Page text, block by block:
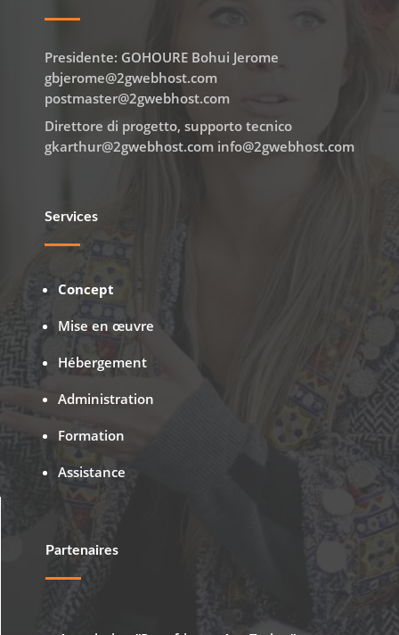
Presidente: GOHOURE Bohui Jerome
gbjerome@2gwebhost.com
postmaster@2gwebhost.com
Direttore di progetto, supporto tecnico
gkarthur@2gwebhost.com info@2gwebhost.com
Services
Concept
Mise en œuvre
Hébergement
Administration
Formation
Assistance
Partenaires